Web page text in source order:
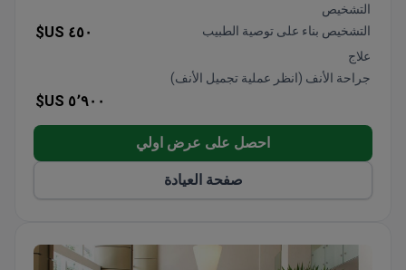
متخصصة في حالات المراجعة المعقدة التي تنطوي على
أنسجة ندبية أو فقدان دعم الأنف.
يأتي المرضى من أوروبا ودول الكومنولث وأمريكا
اللاتينية وأفريقيا.
توجيه واضح قبل الاستشارة وجدولة فعالة للمرضى
الدوليين.
التشخيص
التشخيص بناء على توصية الطبيب
٤٥٠ US$
علاج
جراحة الأنف (انظر عملية تجميل الأنف)
٥٬٩٠٠ US$
احصل على عرض اولي
صفحة العيادة